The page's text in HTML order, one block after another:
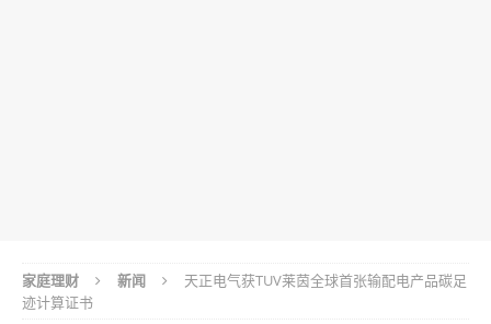
家庭理财 新闻
天正电气获TUV莱茵全球首张输配电产品碳足
迹计算证书